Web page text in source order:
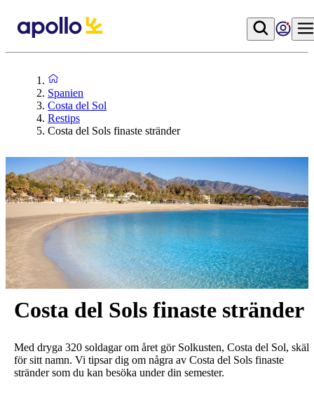
Spanien
Costa del Sol
Restips
Costa del Sols finaste stränder
Costa del Sols finaste stränder
Med dryga 320 soldagar om året gör Solkusten, Costa del Sol, skäl
för sitt namn. Vi tipsar dig om några av Costa del Sols finaste
stränder som du kan besöka under din semester.